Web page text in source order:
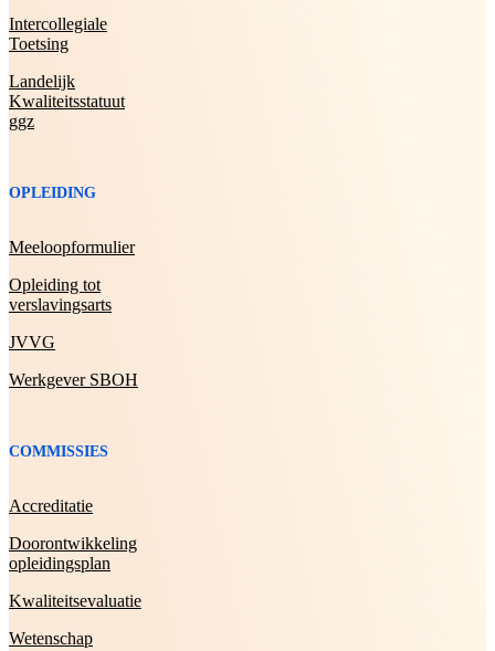
Intercollegiale
Toetsing
Landelijk
Kwaliteitsstatuut
ggz
OPLEIDING
Meeloopformulier
Opleiding tot
verslavingsarts
JVVG
Werkgever SBOH
COMMISSIES
Accreditatie
Doorontwikkeling
opleidingsplan
Kwaliteitsevaluatie
Wetenschap